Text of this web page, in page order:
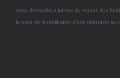
vous demandera jamais de verser des
la suite de la réalisation d’une opération